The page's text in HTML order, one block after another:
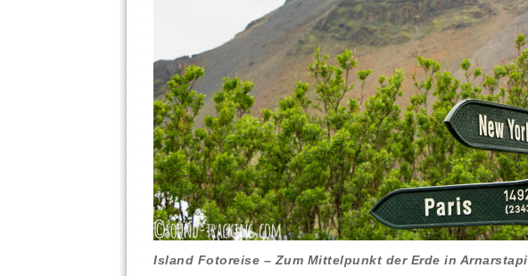
Island Fotoreise – Zum Mittelpunkt der Erde in Arnarstapi